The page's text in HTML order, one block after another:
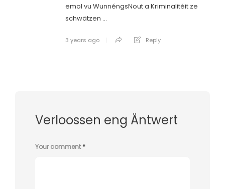
emol vu WunnéngsNout a Kriminalitéit ze
schwätzen …
3 years ago Reply
Verloossen eng Äntwert
Your comment*